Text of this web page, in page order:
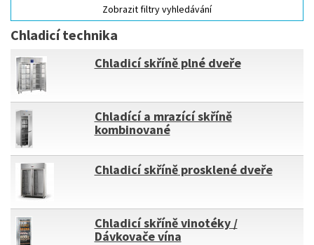
Zobrazit filtry vyhledávání
Chladicí technika
Chladicí skříně plné dveře
Chladící a mrazící skříně
kombinované
Chladicí skříně prosklené dveře
Chladicí skříně vinotéky /
Dávkovače vína